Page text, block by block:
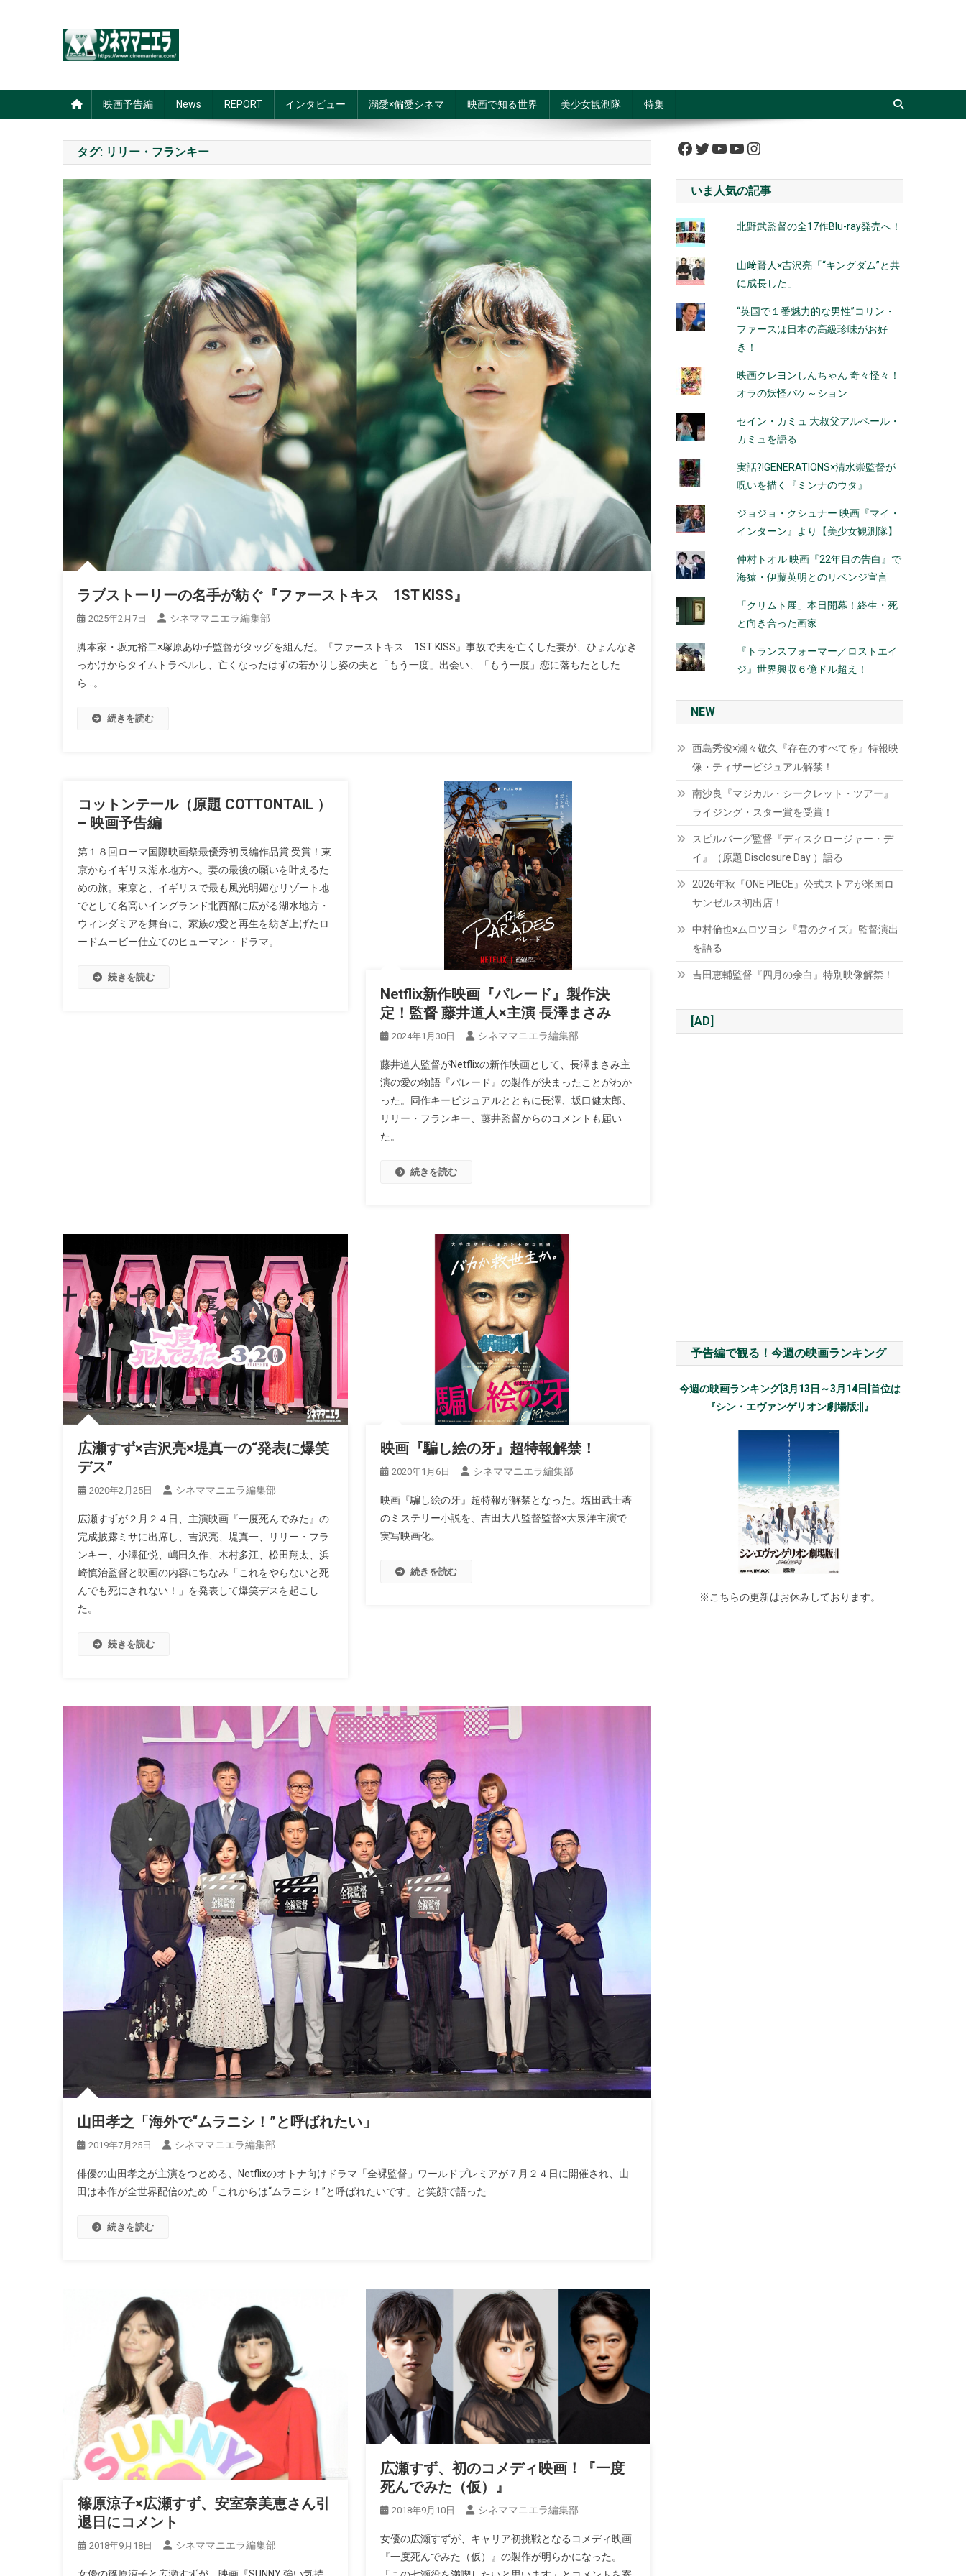
映画予告編 News REPORT インタビュー 溺愛×偏愛シネマ 映画で知る世界 美少女観測隊 特集
タグ: リリー・フランキー
ラブストーリーの名手が紡ぐ『ファーストキス 1ST KISS』
2025年2月7日 シネママニエラ編集部
脚本家・坂元裕二×塚原あゆ子監督がタッグを組んだ。『ファーストキス 1ST KISS』事故で夫を亡くした妻が、ひょんなき
っかけからタイムトラベルし、亡くなったはずの若かりし姿の夫と「もう一度」出会い、「もう一度」恋に落ちたとした
ら…。
続きを読む
コットンテール（原題 COTTONTAIL ）
– 映画予告編
第１８回ローマ国際映画祭最優秀初長編作品賞 受賞！東
京からイギリス湖水地方へ。妻の最後の願いを叶えるた
めの旅。東京と、イギリスで最も風光明媚なリゾート地
でとして名高いイングランド北西部に広がる湖水地方・
ウィンダミアを舞台に、家族の愛と再生を紡ぎ上げたロ
ードムービー仕立てのヒューマン・ドラマ。
続きを読む
Netflix新作映画『パレード』製作決
定！監督 藤井道人×主演 長澤まさみ
2024年1月30日 シネママニエラ編集部
藤井道人監督がNetflixの新作映画として、長澤まさみ主
演の愛の物語『パレード』の製作が決まったことがわか
った。同作キービジュアルとともに長澤、坂口健太郎、
リリー・フランキー、藤井監督からのコメントも届い
た。
続きを読む
広瀬すず×吉沢亮×堤真一の“発表に爆笑
デス”
2020年2月25日 シネママニエラ編集部
広瀬すずが２月２４日、主演映画『一度死んでみた』の
完成披露ミサに出席し、吉沢亮、堤真一、リリー・フラ
ンキー、小澤征悦、嶋田久作、木村多江、松田翔太、浜
崎慎治監督と映画の内容にちなみ「これをやらないと死
んでも死にきれない！」を発表して爆笑デスを起こし
た。
続きを読む
映画『騙し絵の牙』超特報解禁！
2020年1月6日 シネママニエラ編集部
映画『騙し絵の牙』超特報が解禁となった。塩田武士著
のミステリー小説を、吉田大八監督監督×大泉洋主演で
実写映画化。
続きを読む
山田孝之「海外で“ムラニシ！”と呼ばれたい」
2019年7月25日 シネママニエラ編集部
俳優の山田孝之が主演をつとめる、Netflixのオトナ向けドラマ「全裸監督」ワールドプレミアが７月２４日に開催され、山
田は本作が全世界配信のため「これからは“ムラニシ！”と呼ばれたいです」と笑顔で語った
続きを読む
篠原涼子×広瀬すず、安室奈美恵さん引
退日にコメント
2018年9月18日 シネママニエラ編集部
女優の篠原涼子と広瀬すずが、映画『SUNNY 強い気持
広瀬すず、初のコメディ映画！『一度
死んでみた（仮）』
2018年9月10日 シネママニエラ編集部
女優の広瀬すずが、キャリア初挑戦となるコメディ映画
『一度死んでみた（仮）』の製作が明らかになった。
Facebook
Twitter
YouTube
YouTube
Instagram
いま人気の記事
北野武監督の全17作Blu-ray発売へ！
山﨑賢人×吉沢亮「“キングダム”と共
に成長した」
“英国で１番魅力的な男性”コリン・
ファースは日本の高級珍味がお好
き！
映画クレヨンしんちゃん 奇々怪々！
オラの妖怪バケ～ション
セイン・カミュ 大叔父アルベール・
カミュを語る
実話?!GENERATIONS×清水崇監督が
呪いを描く『ミンナのウタ』
ジョジョ・クシュナー 映画『マイ・
インターン』より【美少女観測隊】
仲村トオル 映画『22年目の告白』で
海猿・伊藤英明とのリベンジ宣言
「クリムト展」本日開幕！終生・死
と向き合った画家
『トランスフォーマー／ロストエイ
ジ』世界興収６億ドル超え！
NEW
西島秀俊×瀬々敬久『存在のすべてを』特報映
像・ティザービジュアル解禁！
南沙良『マジカル・シークレット・ツアー』
ライジング・スター賞を受賞！
スピルバーグ監督『ディスクロージャー・デ
イ』（原題 Disclosure Day ）語る
2026年秋『ONE PIECE』公式ストアが米国ロ
サンゼルス初出店！
中村倫也×ムロツヨシ『君のクイズ』監督演出
を語る
吉田恵輔監督『四月の余白』特別映像解禁！
[AD]
予告編で観る！今週の映画ランキング
今週の映画ランキング[3月13日～3月14日]首位は
『シン・エヴァンゲリオン劇場版:||』
※こちらの更新はお休みしております。